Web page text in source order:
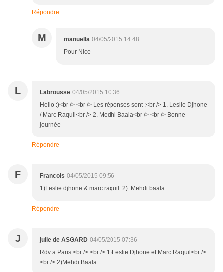
Répondre
M manuella 04/05/2015 14:48
Pour Nice
L Labrousse 04/05/2015 10:36
Hello :)<br /> <br /> Les réponses sont :<br /> 1. Leslie Djhone
/ Marc Raquil<br /> 2. Medhi Baala<br /> <br /> Bonne
journée
Répondre
F Francois 04/05/2015 09:56
1)Leslie djhone & marc raquil. 2). Mehdi baala
Répondre
J julie de ASGARD 04/05/2015 07:36
Rdv a Paris <br /> <br /> 1)Leslie Djhone et Marc Raquil<br />
<br /> 2)Mehdi Baala